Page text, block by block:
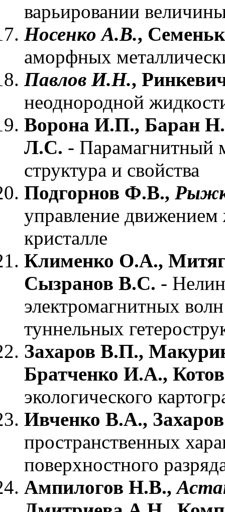
варьировании
Носенко А.В.,
аморфных
Павлов И.Н.,
неоднородной
Ворона И.П., Баран
Л.С. - Парамагнитный
структура и свойства
Подгорнов Ф.В.,
управление
кристалле
Клименко О.А.,
Сызранов В.С. -
электромагнитных
туннельных
Захаров В.П.,
Братченко И.А.,
экологического
Ивченко В.А.,
пространственных
поверхностного
Ампилогов Н.В.,